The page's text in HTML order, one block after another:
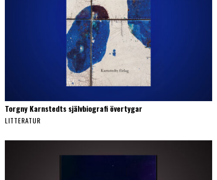
Torgny Karnstedts självbiografi övertygar
LITTERATUR